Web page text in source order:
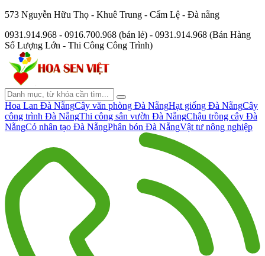
573 Nguyễn Hữu Thọ - Khuê Trung - Cẩm Lệ - Đà nẵng
0931.914.968 - 0916.700.968 (bán lẻ) - 0931.914.968 (Bán Hàng
Số Lượng Lớn - Thi Công Công Trình)
Hoa Lan Đà NẵngCây văn phòng Đà NẵngHạt giống Đà NẵngCây
công trình Đà NẵngThi công sân vườn Đà NẵngChậu trồng cây Đà
NẵngCỏ nhân tạo Đà NẵngPhân bón Đà NẵngVật tư nông nghiệp